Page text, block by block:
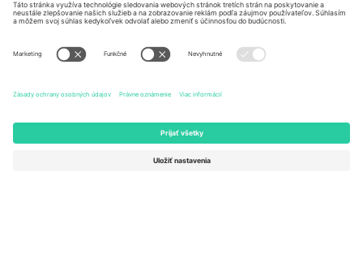
Unter den Linden 24, 10117
167 City Road, London, Greater
Kingdom
United States
Newark, Delaware 19713, United
States
Switzerland
Engelberg, Switzerland